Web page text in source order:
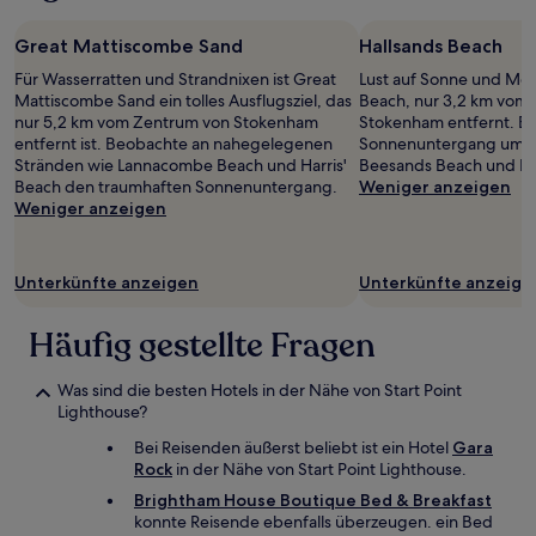
Great Mattiscombe Sand
Für Wasserratten und Strandnixen ist Great
Mattiscombe Sand ein tolles Ausflugsziel, das
nur 5,2 km vom Zentrum von Stokenham
entfernt ist. Beobachte an nahegelegenen
Stränden wie Lannacombe Beach und Harris'
Beach den traumhaften Sonnenuntergang.
Weniger anzeigen
Unterkünfte anzeigen
Hallsands Beach
Lust auf Sonne und
Beach, nur 3,2 km
Stokenham entfernt.
Sonnenuntergang um
Beesands Beach und
Weniger anzeigen
Unterkünfte
Häufig gestellte Fragen
Was sind die besten Hotels in der Nähe von Start Point
Lighthouse?
Bei Reisenden äußerst beliebt ist ein Hotel Gara
Rock in der Nähe von Start Point Lighthouse.
Brightham House Boutique Bed & Breakfast
konnte Reisende ebenfalls überzeugen. ein Bed